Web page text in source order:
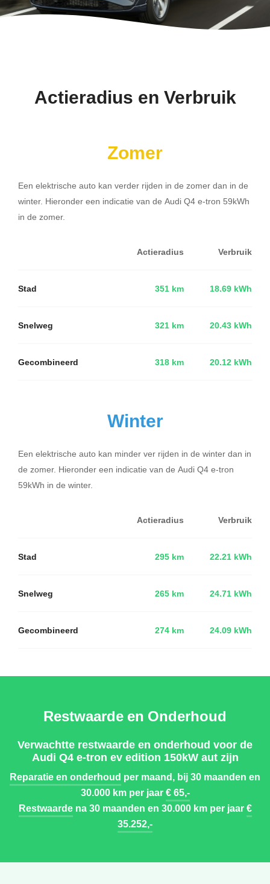
Actieradius en Verbruik
Zomer
Een elektrische auto kan verder rijden in de zomer dan in de
winter. Hieronder een indicatie van de Audi Q4 e-tron 59kWh
in de zomer.
Actieradius Verbruik
Stad 351 km 18.69 kWh
Snelweg 321 km 20.43 kWh
Gecombineerd 318 km 20.12 kWh
Winter
Een elektrische auto kan minder ver rijden in de winter dan in
de zomer. Hieronder een indicatie van de Audi Q4 e-tron
59kWh in de winter.
Actieradius Verbruik
Stad 295 km 22.21 kWh
Snelweg 265 km 24.71 kWh
Gecombineerd 274 km 24.09 kWh
Restwaarde en Onderhoud
Verwachtte restwaarde en onderhoud voor de
Audi Q4 e-tron ev edition 150kW aut zijn
Reparatie en onderhoud per maand, bij 30 maanden en
30.000 km per jaar€ 65,-
Restwaardena 30 maanden en 30.000 km per jaar€
35.252,-